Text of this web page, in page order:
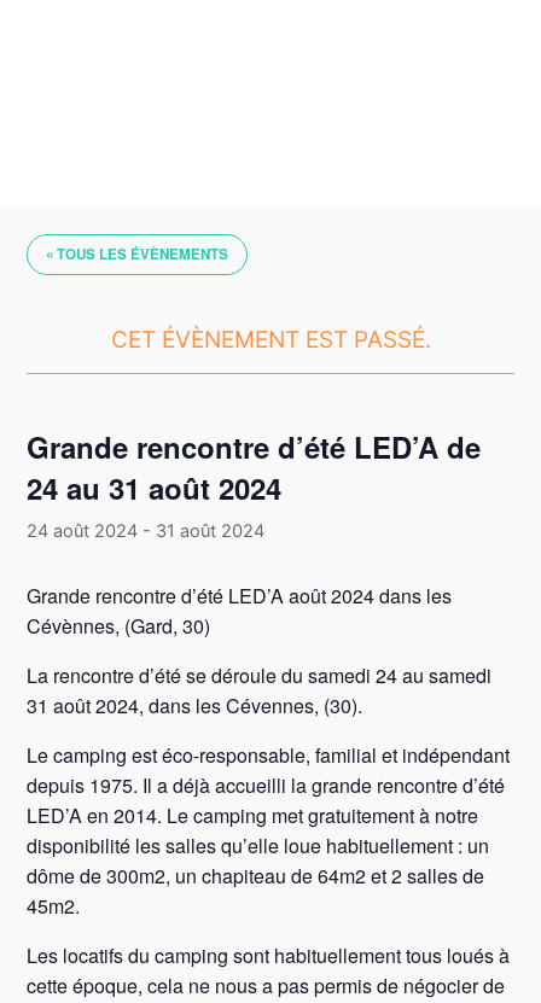
« TOUS LES ÉVÈNEMENTS
CET ÉVÈNEMENT EST PASSÉ.
Grande rencontre d’été LED’A de
24 au 31 août 2024
24 août 2024 - 31 août 2024
Grande rencontre d’été LED’A août 2024 dans les
Cévènnes, (Gard, 30)
La rencontre d’été se déroule du samedi 24 au samedi
31 août 2024, dans les Cévennes, (30).
Le camping est éco-responsable, familial et indépendant
depuis 1975. Il a déjà accueilli la grande rencontre d’été
LED’A en 2014. Le camping met gratuitement à notre
disponibilité les salles qu’elle loue habituellement : un
dôme de 300m2, un chapiteau de 64m2 et 2 salles de
45m2.
Les locatifs du camping sont habituellement tous loués à
cette époque, cela ne nous a pas permis de négocier de